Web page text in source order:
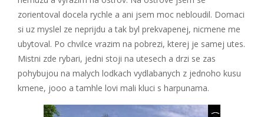
zorientoval docela rychle a ani jsem moc nebloudil. Domaci
si uz myslel ze neprijdu a tak byl prekvapenej, nicmene me
ubytoval. Po chvilce vrazim na pobrezi, kterej je samej utes.
Mistni zde rybari, jedni stoji na utesech a drzi se zas
pohybujou na malych lodkach vydlabanych z jednoho kusu
kmene, jooo a tamhle lovi mali kluci s harpunama.